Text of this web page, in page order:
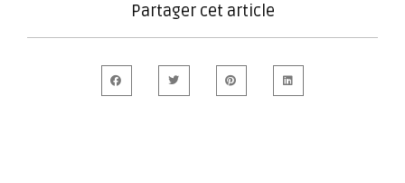
Partager cet article